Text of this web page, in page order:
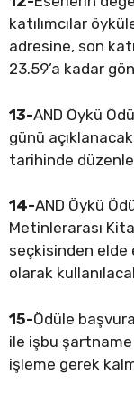
katılımcılar
adresine, son
23.59’a kadar
13-AND Öykü
günü
tarihinde
14-AND Öykü
Metinlerarası
seçkisinden elde
olarak
15-Ödüle
ile işbu
işleme gerek